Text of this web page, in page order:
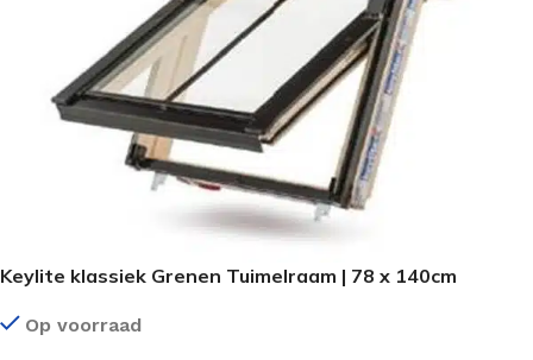
Keylite klassiek Grenen Tuimelraam | 78 x 140cm
Op voorraad